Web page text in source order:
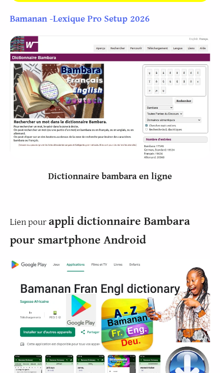
Bamanan -Lexique Pro Setup 2026
Dictionnaire bambara en ligne
Lien pourappli dictionnaire Bambara
pour smartphone Android